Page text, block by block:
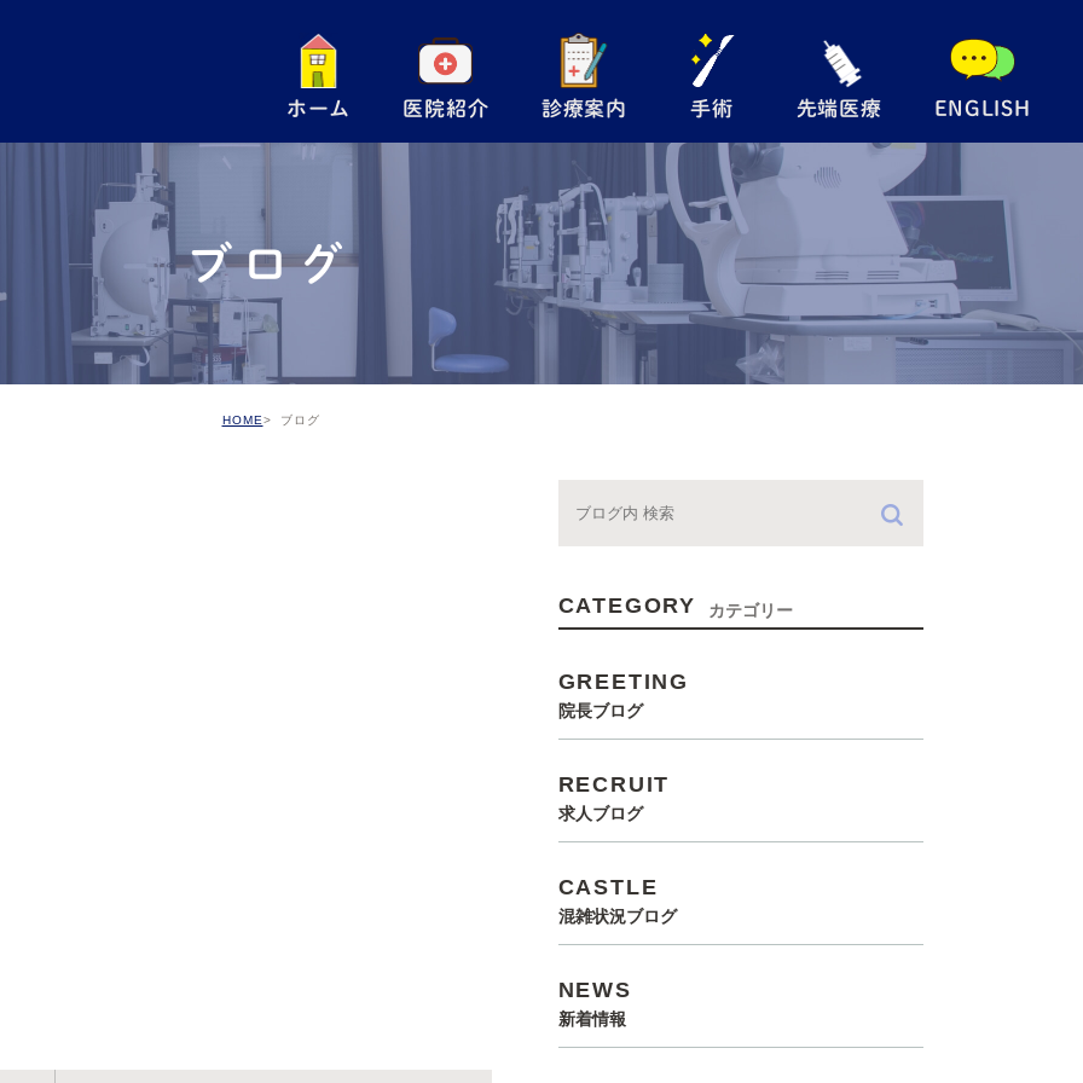
ホーム 医院紹介 診療案内
小児眼科
手術
アレルギー検査
予防接種
手術
手術内容について
翼状片手術
眼瞼下垂手術
硝子体注射
緑内障レーザー
（SLT）
先端医療
自由診療
メディカルサプリ
ENGLISH
ブログ
HOME ブログ
CATEGORY カテゴリー
GREETING
院長ブログ
RECRUIT
求人ブログ
CASTLE
混雑状況ブログ
NEWS
新着情報